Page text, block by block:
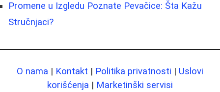
Promene u Izgledu Poznate Pevačice: Šta Kažu
Stručnjaci?
O nama | Kontakt | Politika privatnosti | Uslovi
korišćenja | Marketinški servisi